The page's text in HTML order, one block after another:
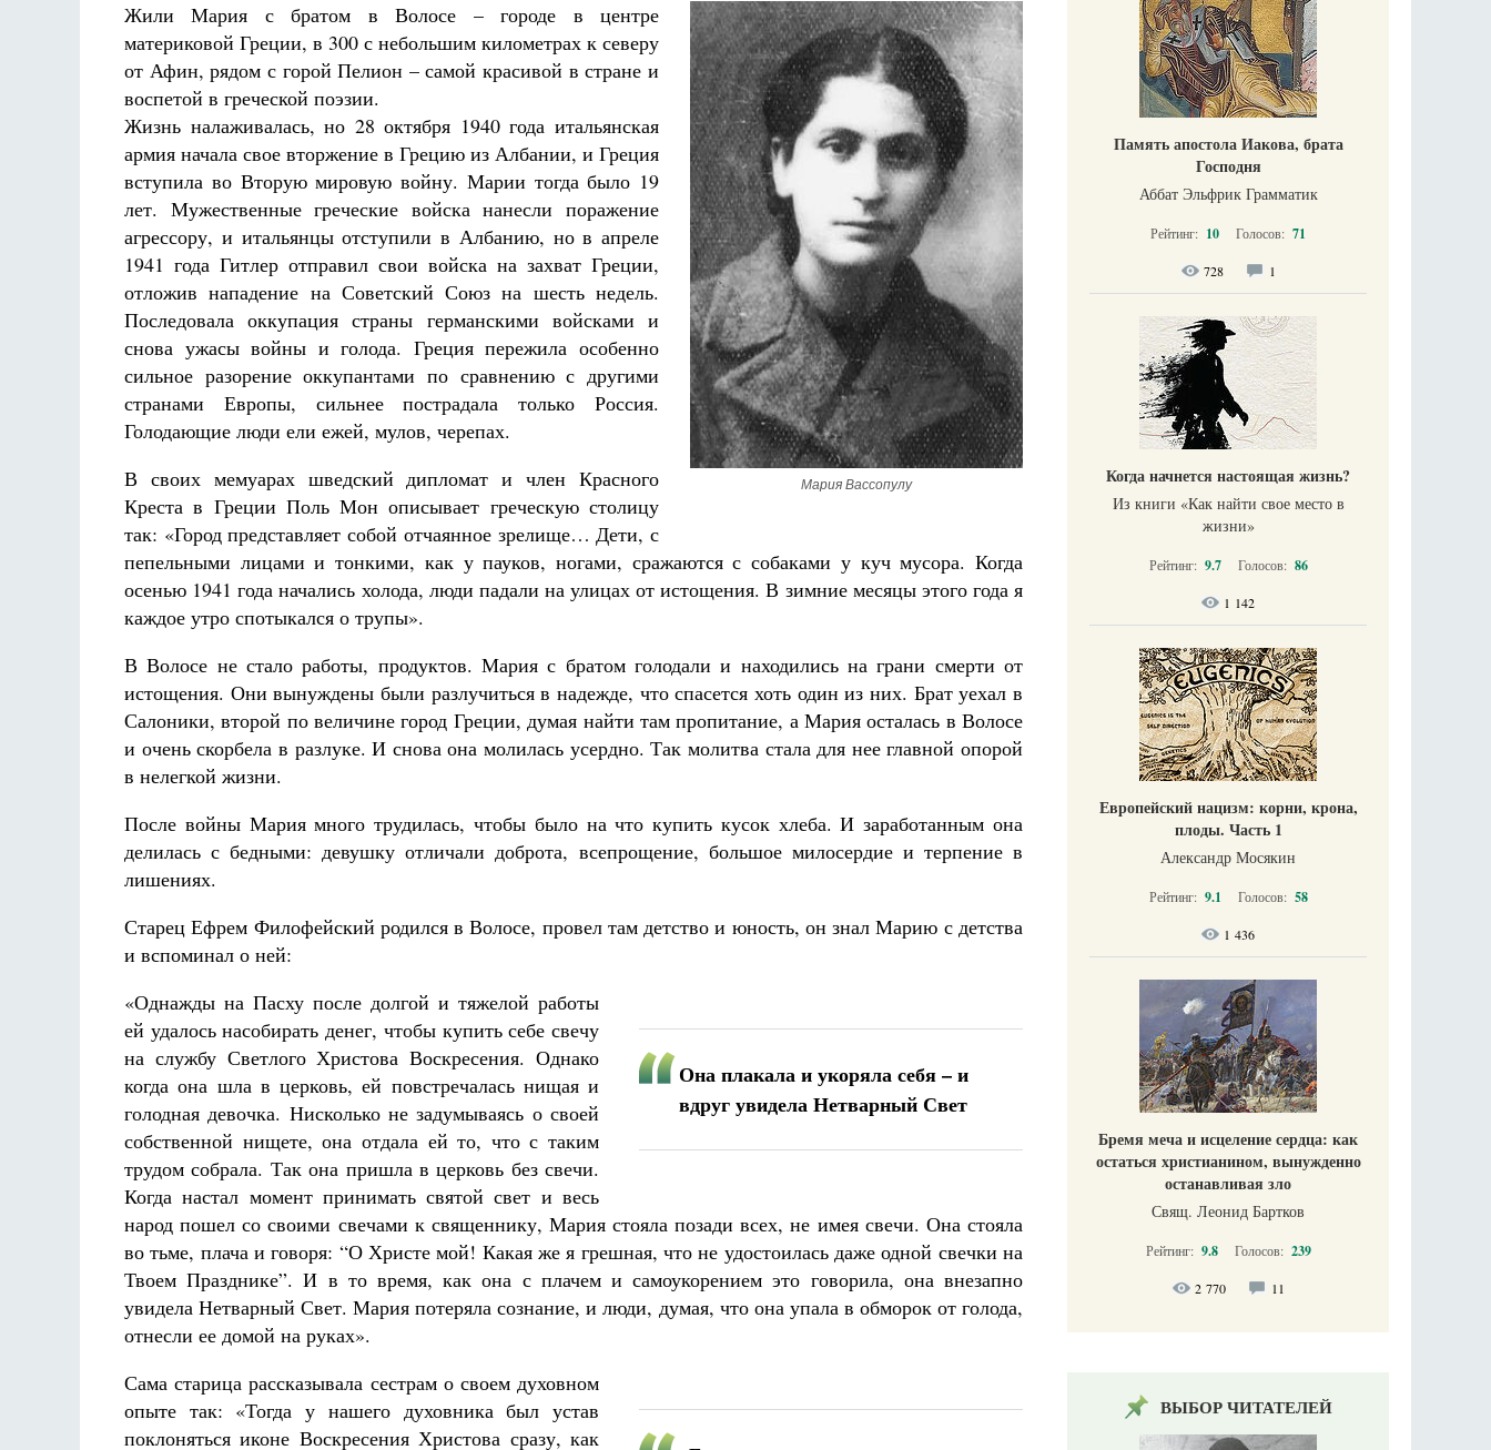
Мария Вассопулу
Жили Мария с братом в Волосе – городе в центре
материковой Греции, в 300 с небольшим километрах к северу
от Афин, рядом с горой Пелион – самой красивой в стране и
воспетой в греческой поэзии.
Жизнь налаживалась, но 28 октября 1940 года итальянская
армия начала свое вторжение в Грецию из Албании, и Греция
вступила во Вторую мировую войну. Марии тогда было 19
лет. Мужественные греческие войска нанесли поражение
агрессору, и итальянцы отступили в Албанию, но в апреле
1941 года Гитлер отправил свои войска на захват Греции,
отложив нападение на Советский Союз на шесть недель.
Последовала оккупация страны германскими войсками и
снова ужасы войны и голода. Греция пережила особенно
сильное разорение оккупантами по сравнению с другими
странами Европы, сильнее пострадала только Россия.
Голодающие люди ели ежей, мулов, черепах.
В своих мемуарах шведский дипломат и член Красного
Креста в Греции Поль Мон описывает греческую столицу
так: «Город представляет собой отчаянное зрелище… Дети, с
пепельными лицами и тонкими, как у пауков, ногами, сражаются с собаками у куч мусора. Когда
осенью 1941 года начались холода, люди падали на улицах от истощения. В зимние месяцы этого года я
каждое утро спотыкался о трупы».
В Волосе не стало работы, продуктов. Мария с братом голодали и находились на грани смерти от
истощения. Они вынуждены были разлучиться в надежде, что спасется хоть один из них. Брат уехал в
Салоники, второй по величине город Греции, думая найти там пропитание, а Мария осталась в Волосе
и очень скорбела в разлуке. И снова она молилась усердно. Так молитва стала для нее главной опорой
в нелегкой жизни.
После войны Мария много трудилась, чтобы было на что купить кусок хлеба. И заработанным она
делилась с бедными: девушку отличали доброта, всепрощение, большое милосердие и терпение в
лишениях.
Старец Ефрем Филофейский родился в Волосе, провел там детство и юность, он знал Марию с детства
и вспоминал о ней:
Она плакала и укоряла себя – и
вдруг увидела Нетварный Свет
«Однажды на Пасху после долгой и тяжелой работы
ей удалось насобирать денег, чтобы купить себе свечу
на службу Светлого Христова Воскресения. Однако
когда она шла в церковь, ей повстречалась нищая и
голодная девочка. Нисколько не задумываясь о своей
собственной нищете, она отдала ей то, что с таким
трудом собрала. Так она пришла в церковь без свечи.
Когда настал момент принимать святой свет и весь
народ пошел со своими свечами к священнику, Мария стояла позади всех, не имея свечи. Она стояла
во тьме, плача и говоря: “О Христе мой! Какая же я грешная, что не удостоилась даже одной свечки на
Твоем Празднике”. И в то время, как она с плачем и самоукорением это говорила, она внезапно
увидела Нетварный Свет. Мария потеряла сознание, и люди, думая, что она упала в обморок от голода,
отнесли ее домой на руках».
Сама старица рассказывала сестрам о своем духовном
опыте так: «Тогда у нашего духовника был устав
поклоняться иконе Воскресения Христова сразу, как
Память апостола Иакова, брата
Господня
Аббат Эльфрик Грамматик
Рейтинг: 10 Голосов: 71
728 1
Когда начнется настоящая жизнь?
Из книги «Как найти свое место в
жизни​»
Рейтинг: 9.7 Голосов: 86
1 142
Европейский нацизм: корни, крона,
плоды. Часть 1
Александр Мосякин
Рейтинг: 9.1 Голосов: 58
1 436
Бремя меча и исцеление сердца: как
остаться христианином, вынужденно
останавливая зло
Свящ. Леонид Бартков
Рейтинг: 9.8 Голосов: 239
2 770 11
ВЫБОР ЧИТАТЕЛЕЙ